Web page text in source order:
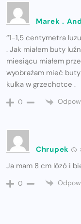
Marek .
“1-1,5 centymetra
. Jak miałem buty
miesiącu miałem
wyobrażam mieć buty
kulka w grzechotce .
0
Chrupek
Ja mam 8 cm lózó i
0